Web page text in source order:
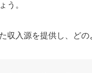
う。
収入源を提供し、ど